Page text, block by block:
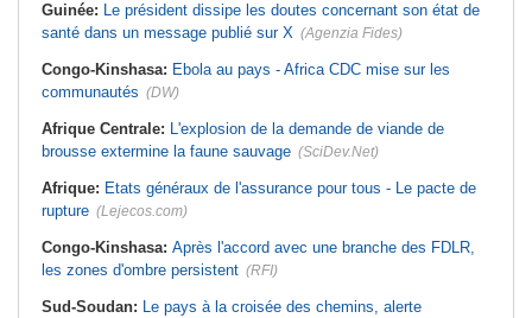
Guinée: Le président dissipe les doutes concernant son état de
santé dans un message publié sur X (Agenzia Fides)
Congo-Kinshasa: Ebola au pays - Africa CDC mise sur les
communautés (DW)
Afrique Centrale: L'explosion de la demande de viande de
brousse extermine la faune sauvage (SciDev.Net)
Afrique: Etats généraux de l'assurance pour tous - Le pacte de
rupture (Lejecos.com)
Congo-Kinshasa: Après l'accord avec une branche des FDLR,
les zones d'ombre persistent (RFI)
Sud-Soudan: Le pays à la croisée des chemins, alerte